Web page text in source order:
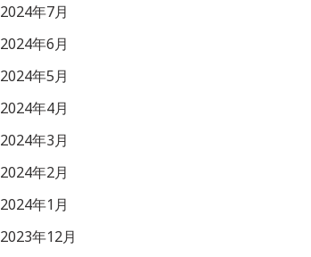
2024年7月
2024年6月
2024年5月
2024年4月
2024年3月
2024年2月
2024年1月
2023年12月